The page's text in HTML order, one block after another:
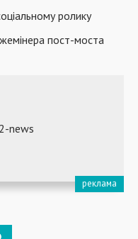
ролику
пост-моста